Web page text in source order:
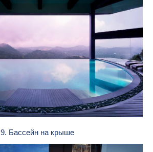
9. Бассейн на крыше